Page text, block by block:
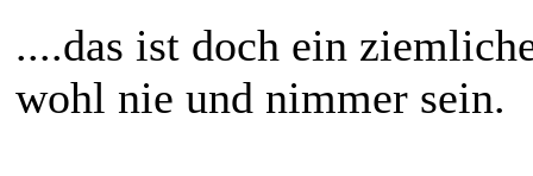
....das ist doch ein
wohl nie und nimmer sein.